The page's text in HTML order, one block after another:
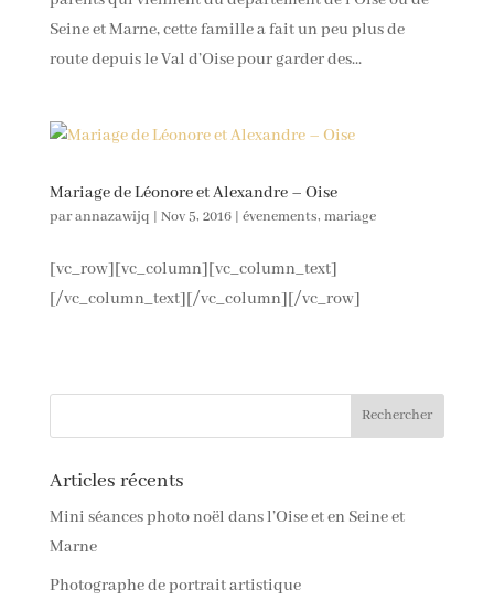
Seine et Marne, cette famille a fait un peu plus de
route depuis le Val d’Oise pour garder des...
Mariage de Léonore et Alexandre – Oise
parannazawijq | Nov 5, 2016| évenements, mariage
[vc_row][vc_column][vc_column_text]
[/vc_column_text][/vc_column][/vc_row]
Articles récents
Mini séances photo noël dans l’Oise et en Seine et
Marne
Photographe de portrait artistique